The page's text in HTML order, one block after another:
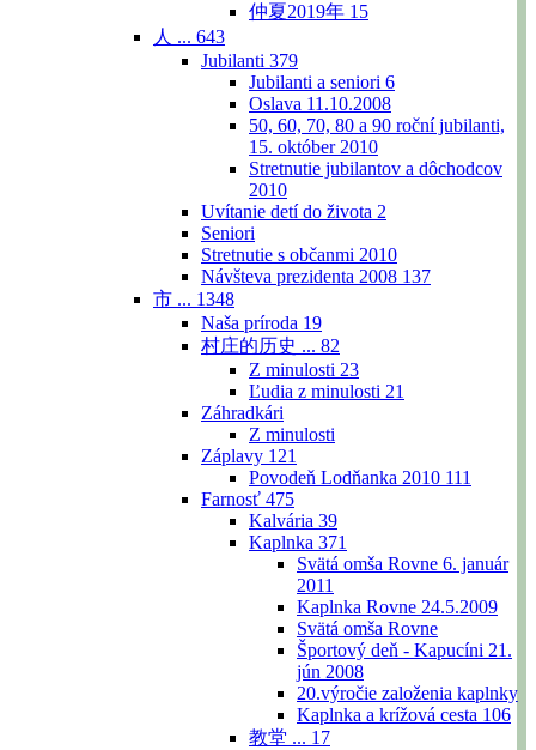
仲夏2019年 15
人 ... 643
Jubilanti 379
Jubilanti a seniori 6
Oslava 11.10.2008
50, 60, 70, 80 a 90 roční jubilanti,
15. október 2010
Stretnutie jubilantov a dôchodcov
2010
Uvítanie detí do života 2
Seniori
Stretnutie s občanmi 2010
Návšteva prezidenta 2008 137
市 ... 1348
Naša príroda 19
村庄的历史 ... 82
Z minulosti 23
Ľudia z minulosti 21
Záhradkári
Z minulosti
Záplavy 121
Povodeň Lodňanka 2010 111
Farnosť 475
Kalvária 39
Kaplnka 371
Svätá omša Rovne 6. január
2011
Kaplnka Rovne 24.5.2009
Svätá omša Rovne
Športový deň - Kapucíni 21.
jún 2008
20.výročie založenia kaplnky
Kaplnka a krížová cesta 106
教堂 ... 17